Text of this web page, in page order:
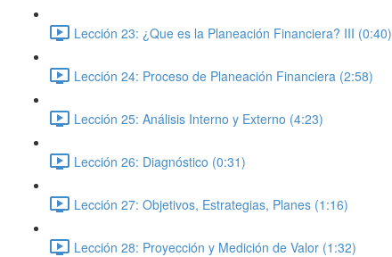
Lección 23: ¿Que es la Planeación Financiera? III (0:40)
Lección 24: Proceso de Planeación Financiera (2:58)
Lección 25: Análisis Interno y Externo (4:23)
Lección 26: Diagnóstico (0:31)
Lección 27: Objetivos, Estrategias, Planes (1:16)
Lección 28: Proyección y Medición de Valor (1:32)